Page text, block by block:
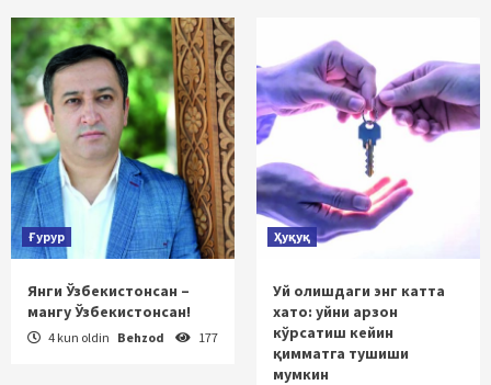
Ғурур
Янги Ўзбекистонсан –
мангу Ўзбекистонсан!
4 kun oldin Behzod 177
Ҳуқуқ
Уй олишдаги энг катта
хато: уйни арзон
кўрсатиш кейин
қимматга тушиши
мумкин